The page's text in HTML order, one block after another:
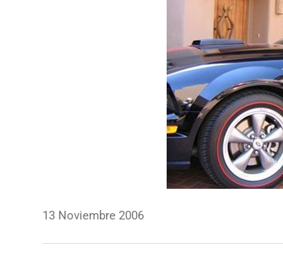
13 Noviembre 2006